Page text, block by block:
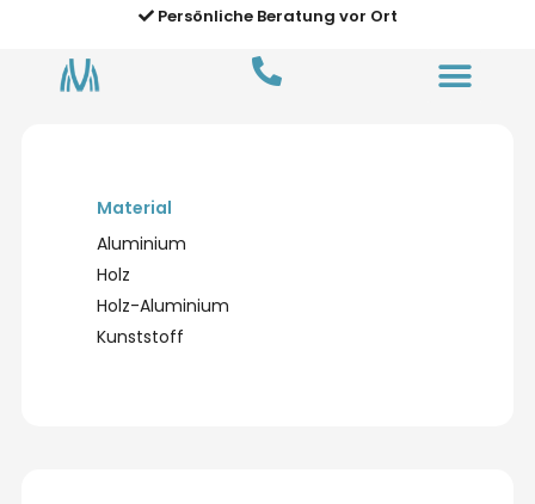
Persönliche Beratung vor Ort
Material
Aluminium
Holz
Holz-Aluminium
Kunststoff